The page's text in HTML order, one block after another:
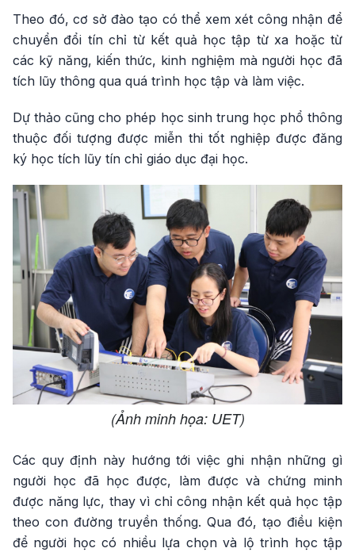
Theo đó, cơ sở đào tạo có thể xem xét công nhận để
chuyển đổi tín chỉ từ kết quả học tập từ xa hoặc từ
các kỹ năng, kiến thức, kinh nghiệm mà người học đã
tích lũy thông qua quá trình học tập và làm việc.
Dự thảo cũng cho phép học sinh trung học phổ thông
thuộc đối tượng được miễn thi tốt nghiệp được đăng
ký học tích lũy tín chỉ giáo dục đại học.
(Ảnh minh họa: UET)
Các quy định này hướng tới việc ghi nhận những gì
người học đã học được, làm được và chứng minh
được năng lực, thay vì chỉ công nhận kết quả học tập
theo con đường truyền thống. Qua đó, tạo điều kiện
để người học có nhiều lựa chọn và lộ trình học tập